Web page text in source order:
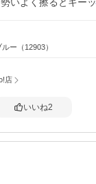
意したら気をつけ
。
ても良い買い物だ
ー（12903）
店
いいね2